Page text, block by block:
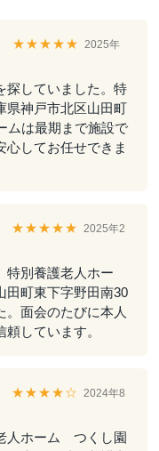
★★★★★
2025年
探していました。特
神戸市北区山田町
ムは最期まで施設で
心してお任せできま
★★★★★
2025年2
特別養護老人ホー
町東下字野田南30
。面会のたびに本人
しています。
★★★★☆
2024年8
人ホーム つくし園